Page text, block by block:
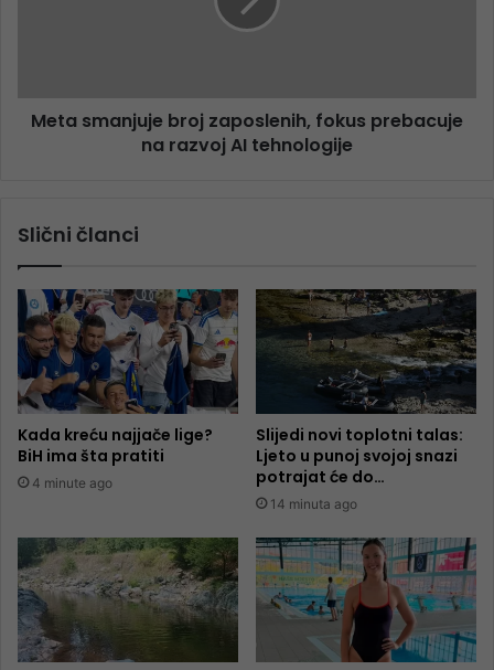
Meta smanjuje broj zaposlenih, fokus prebacuje
na razvoj AI tehnologije
Slični članci
Kada kreću najjače lige?
BiH ima šta pratiti
4 minute ago
Slijedi novi toplotni talas:
Ljeto u punoj svojoj snazi
potrajat će do…
14 minuta ago